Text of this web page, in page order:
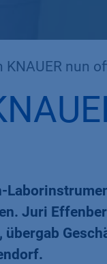
KNAUER nun
Juri
übergab